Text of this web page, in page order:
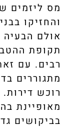
מס ליזמים
והחזיקו
אולם
תקופת
רבים. עם
מתגוררים
רוכש
מאופיינת
בביקושים